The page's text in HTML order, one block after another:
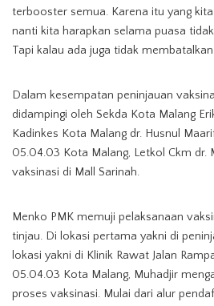
terbooster semua. Karena itu yang
nanti kita harapkan selama puasa
Tapi kalau ada juga tidak
Dalam kesempatan peninjauan
didampingi oleh Sekda Kota Malang
Kadinkes Kota Malang dr. Husnul
05.04.03 Kota Malang, Letkol Ckm dr.
vaksinasi di Mall Sarinah.
Menko PMK memuji pelaksanaan
tinjau. Di lokasi pertama yakni di
lokasi yakni di Klinik Rawat Jalan
05.04.03 Kota Malang, Muhadjir
proses vaksinasi. Mulai dari alur